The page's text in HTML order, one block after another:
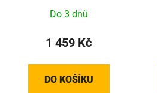
Do 3 dnů
1 459 Kč
DO KOŠÍKU